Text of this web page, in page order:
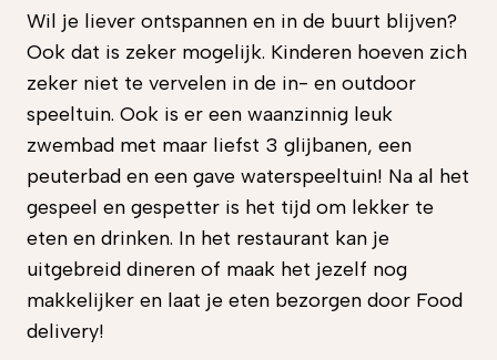
Wil je liever ontspannen en in de buurt blijven?
Ook dat is zeker mogelijk. Kinderen hoeven zich
zeker niet te vervelen in de in- en outdoor
speeltuin. Ook is er een waanzinnig leuk
zwembad met maar liefst 3 glijbanen, een
peuterbad en een gave waterspeeltuin! Na al het
gespeel en gespetter is het tijd om lekker te
eten en drinken. In het restaurant kan je
uitgebreid dineren of maak het jezelf nog
makkelijker en laat je eten bezorgen door Food
delivery!